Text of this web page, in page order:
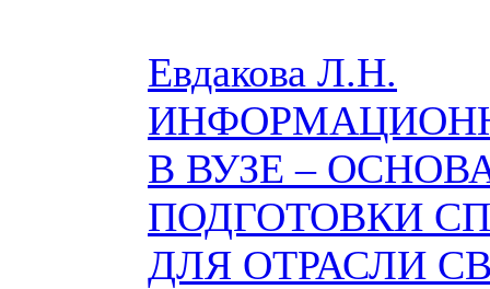
Евдакова Л.Н.
В ВУЗЕ –
ПОДГОТОВКИ
ДЛЯ ОТРАСЛИ